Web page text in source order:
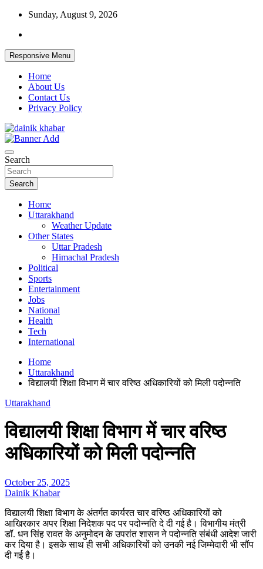
Skip
content
Sunday, August 9, 2026
Responsive Menu
Home
About Us
Contact Us
Privacy Policy
Dainikkhabar.in – Uttarakhand Daily
Hindi News Website
Search
Search
Home
Uttarakhand
Weather Update
Other States
Uttar Pradesh
Himachal Pradesh
Political
Sports
Entertainment
Jobs
National
Health
Tech
International
Home
Uttarakhand
विद्यालयी शिक्षा विभाग में चार वरिष्ठ अधिकारियों को मिली पदोन्नति
Uttarakhand
विद्यालयी शिक्षा विभाग में चार वरिष्ठ
अधिकारियों को मिली पदोन्नति
October 25, 2025
Dainik Khabar
विद्यालयी शिक्षा विभाग के अंतर्गत कार्यरत चार वरिष्ठ अधिकारियों को
आखिरकार अपर शिक्षा निदेशक पद पर पदोन्नति दे दी गई है। विभागीय मंत्री
डॉ. धन सिंह रावत के अनुमोदन के उपरांत शासन ने पदोन्नति संबंधी आदेश जारी
कर दिया है। इसके साथ ही सभी अधिकारियों को उनकी नई जिम्मेदारी भी सौंप
दी गई है।